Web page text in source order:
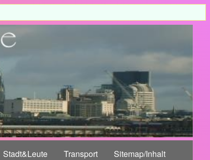
Stadt&Leute Transport Sitemap/Inhalt